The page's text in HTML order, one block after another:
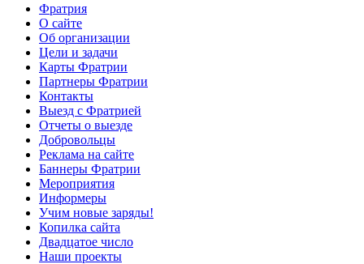
Фратрия
О сайте
Об организации
Цели и задачи
Карты Фратрии
Партнеры Фратрии
Контакты
Выезд с Фратрией
Отчеты о выезде
Добровольцы
Реклама на сайте
Баннеры Фратрии
Мероприятия
Информеры
Учим новые заряды!
Копилка сайта
Двадцатое число
Наши проекты